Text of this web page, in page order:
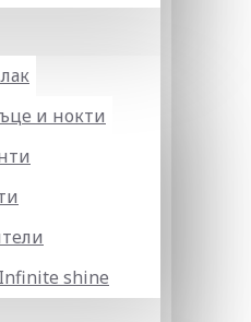
и нокти
shine